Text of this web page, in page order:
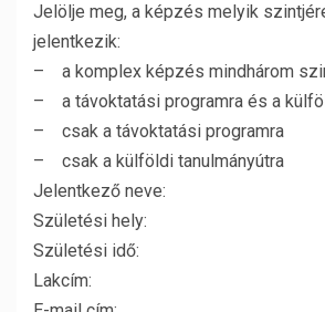
Jelölje meg, a képzés melyik
jelentkezik:
– a komplex képzés mindhárom
– a távoktatási programra és a
– csak a távoktatási programra
– csak a külföldi tanulmányútra
Jelentkező neve:
Születési hely:
Születési idő:
Lakcím: